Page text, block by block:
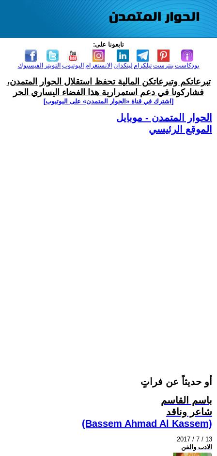
تابعونا على:
الفيسبوك التويتر اليوتيوب الانستغرام لينكدإن تيلكرامبنترست بودكاست
تبرعاتكم وتبرعاتكن المالية تحفظ استقلال الحوار المتمدن،
فشاركونا في دعم استمرارية هذا الفضاء اليساري الحر
[اشترك في قناة ‫«الحوار المتمدن» على اليوتيوب]
الحوار المتمدن - موبايل
الموقع الرئيسي
أو حديثاً عن فراتٍ
باسم القاسم
شاعر وناقد
(Bassem Ahmad Al Kassem)
2017 / 7 / 13
الادب والفن